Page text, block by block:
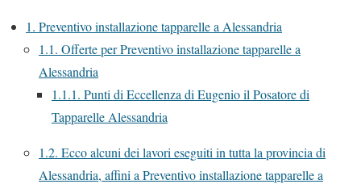
1. Preventivo installazione tapparelle a Alessandria
1.1. Offerte per Preventivo installazione tapparelle a
Alessandria
1.1.1. Punti di Eccellenza di Eugenio il Posatore di
Tapparelle Alessandria
1.2. Ecco alcuni dei lavori eseguiti in tutta la provincia di
Alessandria, affini a Preventivo installazione tapparelle a